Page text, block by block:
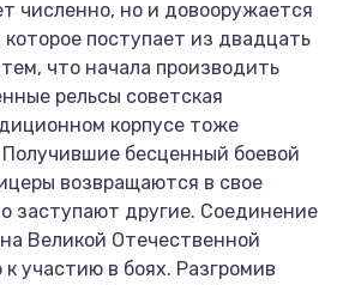
численно, но и довооружается
поступает из двадцать
тем, что начала производить
рельсы советская
корпусе тоже
бесценный боевой
возвращаются в свое
заступают другие. Соединение
Великой Отечественной
к участию в боях. Разгромив